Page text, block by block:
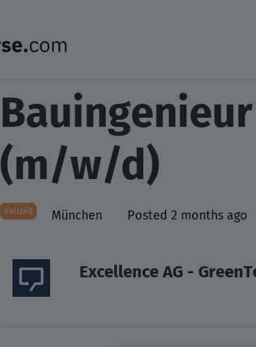
(m/w/d)
Vollzeit München Posted 2 months ago
Excellence AG -